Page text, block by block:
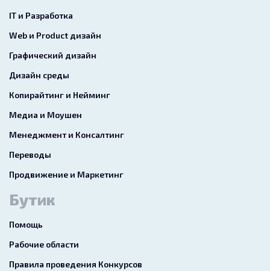
IT и Разработка
Web и Product дизайн
Графический дизайн
Дизайн среды
Копирайтинг и Нейминг
Медиа и Моушен
Менеджмент и Консалтинг
Переводы
Продвижение и Маркетинг
Бутик
Помощь
Рабочие области
Правила проведения Конкурсов